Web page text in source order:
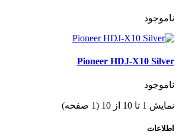
ناموجود
Pioneer HDJ-X10 Silver
ناموجود
نمایش 1 تا 10 از 10 (1 صفحه)
اطلاعات